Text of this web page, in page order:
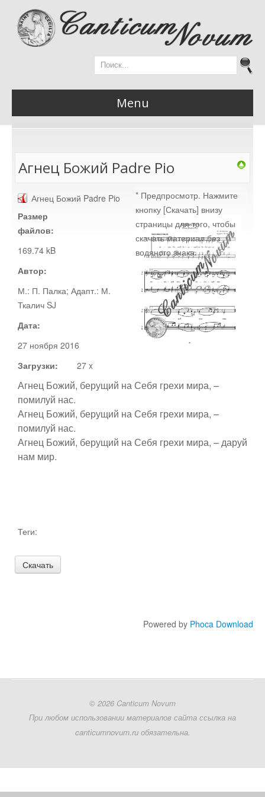
Menu
Новости
Материалы
Документы
Статьи
Видео
Ноты
Адвент
Рождество
Ко святым
Предложить
О сайте
Канторы
Агнец Божий Padre Pio
* Предпросмотр. Нажмите
кнопку [Скачать] внизу
страницы для того, чтобы
скачать материал без
водяного знака.
Агнец Божий Padre Pio
Размер
файлов:
169.74 kB
Автор:
М.: П. Палка; Адапт.: М.
Ткалич SJ
Дата:
27 ноября 2016
Загрузки:
27 x
Агнец Божий, берущий на Себя грехи мира, –
помилуй нас.
Агнец Божий, берущий на Себя грехи мира, –
помилуй нас.
Агнец Божий, берущий на Себя грехи мира, – даруй
нам мир.
Теги:
Powered by Phoca Download
© 2026 Canticum Novum
При любом использовании материалов сайта ссылка на
canticumnovum.ru обязательна.